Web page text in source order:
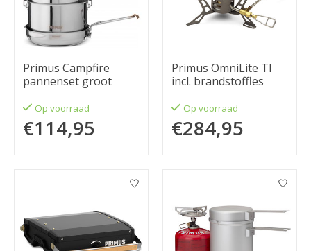
Primus Campfire
pannenset groot
Op voorraad
€114,95
Primus OmniLite TI
incl. brandstoffles
Op voorraad
€284,95